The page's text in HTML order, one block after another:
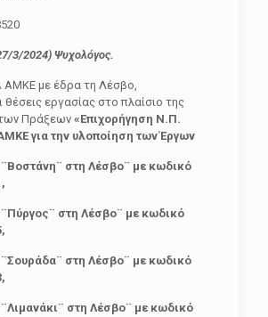
3/2024) Ψυχολόγος.
ΑΜΚΕ με έδρα τη Λέσβο,
εργασίας στο πλαίσιο της
Πράξεων«Επιχορήγηση Ν.Π.
για την υλοποίηση των Έργων
στη Λέσβο¨ με κωδικό
στη Λέσβο¨ με κωδικό
στη Λέσβο¨ με κωδικό
στη Λέσβο¨ με κωδικό